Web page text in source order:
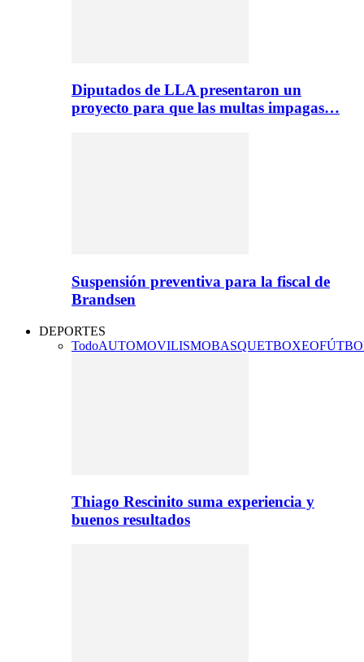
Diputados de LLA presentaron un
proyecto para que las multas impagas…
Suspensión preventiva para la fiscal de
Brandsen
DEPORTES
TodoAUTOMOVILISMOBASQUETBOXEO
Thiago Rescinito suma experiencia y
buenos resultados